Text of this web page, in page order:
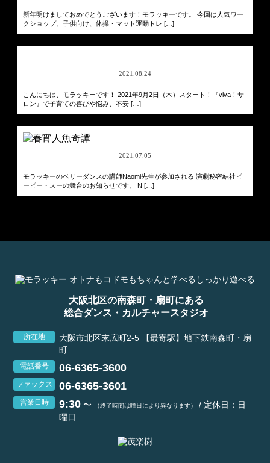
新年明けましておめでとうございます！モラッキーです。 今回は人気ワー
クショップ、子供向け、体操・マット運動トレ […]
2021.08.24
こんにちは、モラッキーです！ 2021年9月2日（木）スタート！『viva！サ
ロン』で子育ての喜びや悩み、不安 […]
2021.07.05
モラッキーのベリーダンスの講師Naomi先生が参加される 演劇秘密結社ピ
ーピー・スーの舞台のお知らせです。 N […]
大阪北区の南森町・扇町にある
総合ダンス・カルチャースタジオ
所在地
大阪市北区末広町2-5 【最寄駅】地下鉄南森町・扇
町
電話番号 06-6365-3600
ファックス 06-6365-3601
営業日時 9:30 〜 （終了時間は曜日により異なります）
/ 定休日：日
曜日